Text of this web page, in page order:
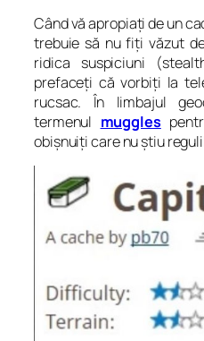
Când vă apropiați de un
trebuie să nu fiți văzut
ridica suspiciuni (
prefaceți că vorbiți la
rucsac. În limbajul
termenul muggles
obișnuiți care nu știu